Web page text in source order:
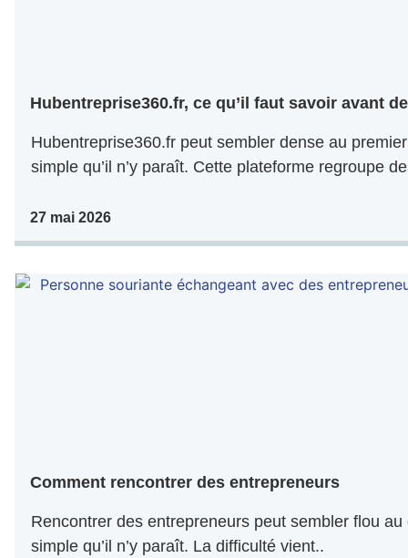
Hubentreprise360.fr, ce qu’il faut savoir avant
Hubentreprise360.fr peut sembler dense au
simple qu’il n’y paraît. Cette plateforme regroupe
27 mai 2026
Comment rencontrer des entrepreneurs
Rencontrer des entrepreneurs peut sembler flou
simple qu’il n’y paraît. La difficulté vient..